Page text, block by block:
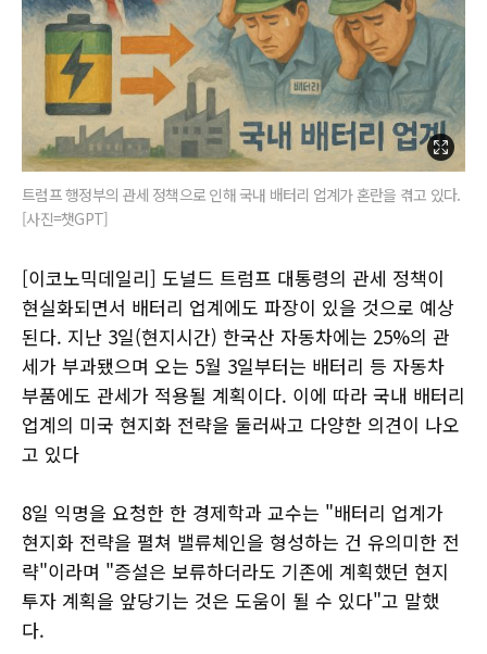
트럼프 행정부의 관세 정책으로 인해 국내 배터리 업계가 혼란을 겪고 있다.
[사진=챗GPT]
[이코노믹데일리] 도널드 트럼프 대통령의 관세 정책이
현실화되면서 배터리 업계에도 파장이 있을 것으로 예상
된다. 지난 3일(현지시간) 한국산 자동차에는 25%의 관
세가 부과됐으며 오는 5월 3일부터는 배터리 등 자동차
부품에도 관세가 적용될 계획이다. 이에 따라 국내 배터리
업계의 미국 현지화 전략을 둘러싸고 다양한 의견이 나오
고 있다
8일 익명을 요청한 한 경제학과 교수는 "배터리 업계가
현지화 전략을 펼쳐 밸류체인을 형성하는 건 유의미한 전
략"이라며 "증설은 보류하더라도 기존에 계획했던 현지
투자 계획을 앞당기는 것은 도움이 될 수 있다"고 말했
다.